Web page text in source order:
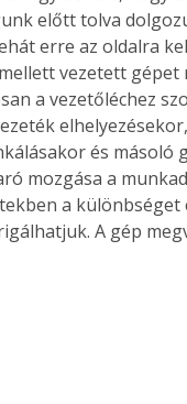
előtt tolva
erre az oldalra
vezetett gépet
a vezetőléchez
és másoló
mozgása a
a
A gép